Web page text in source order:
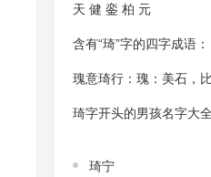
天 健 銮 柏 元
含有“琦”字的四字成语：
瑰意琦行：瑰：美石，
琦字开头的男孩名字大
琦宁